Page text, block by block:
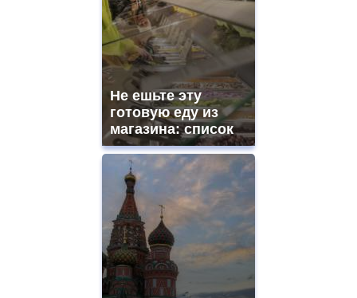
Не ешьте эту
готовую еду из
магазина: список